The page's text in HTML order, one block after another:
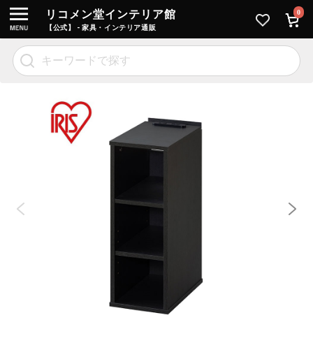
リコメン堂インテリア館
【公式】 - 家具・インテリア通販
0